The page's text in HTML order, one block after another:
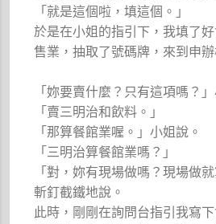
「就是這個啦，填這個。」
於是在小姐的指引下，我填了
售業，抽取了號碼牌，來到申辦
「妳要賣什麼？只有這項嗎？
「賣三明治和飲料。」
「那算餐館業喔。」小姐說。
「三明治算餐館業嗎？」
「對，妳有現場做嗎？現場做
斬釘截鐵地說。
此時，剛剛在詢問台指引我寫